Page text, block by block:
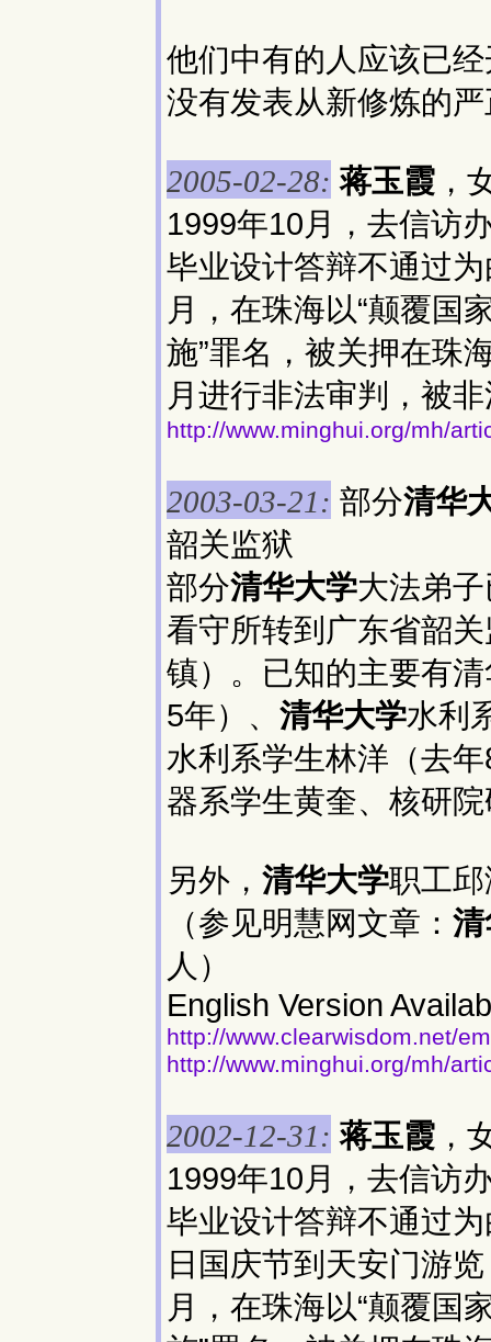
他们中有的人应该已
没有发表从新修炼的
2005-02-28: 蒋玉霞 ，
1999年10月，去信访
毕业设计答辩不通过
月，在珠海以“颠覆国
施”罪名，被关押在珠
月进行非法审判，被
http://www.minghui.org/mh/
2003-03-21: 部分清华
韶关监狱
部分清华大学大法弟
看守所转到广东省韶
镇）。已知的主要有
5年）、 清华大学水利
水利系学生林洋（去
器系学生黄奎、核研
另外， 清华大学职工
（参见明慧网文章：
人）
English Version
http://www.clearwisdom.net/
http://www.minghui.org/mh/
2002-12-31: 蒋玉霞 ，
1999年10月，去信访
毕业设计答辩不通过
日国庆节到天安门游
月，在珠海以“颠覆国